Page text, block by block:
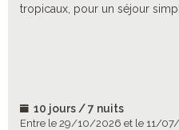
tropicaux, pour un séjour
10 jours / 7 nuits
Entre le 29/10/2026 et le 11/